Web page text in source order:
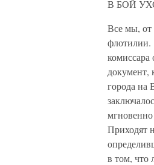
В БОЙ
Все мы, от
документ,
города на
Приходят
в том, что